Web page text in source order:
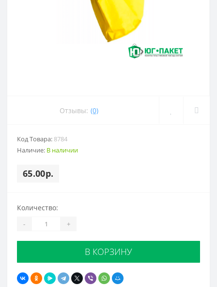
Отзывы: (0)
Код Товара: 8784
Наличие: В наличии
65.00р.
Количество:
- +
В КОРЗИНУ